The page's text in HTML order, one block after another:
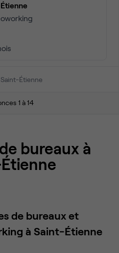
Étienne
1 à 14
bureaux à
de bureaux et
à Saint-Étienne